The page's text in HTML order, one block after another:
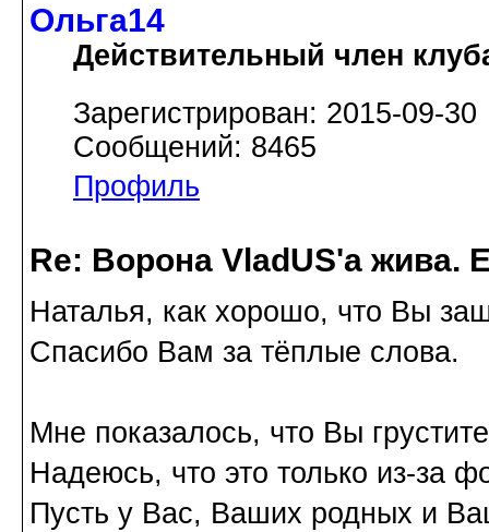
Ольга14
Действительный член
Зарегистрирован: 2015-09-30
Сообщений: 8465
Профиль
Re: Ворона VladUS'а жива.
Наталья, как хорошо, что Вы
Спасибо Вам за тёплые слова.
Мне показалось, что Вы
Надеюсь, что это только из-за
Пусть у Вас, Ваших родных и